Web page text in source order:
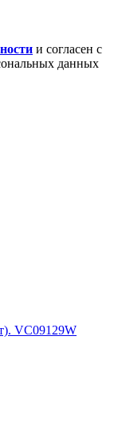
и согласен с
данных
VC09129W